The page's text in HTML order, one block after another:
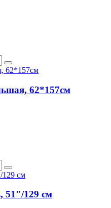
62*157см
51"/129 см